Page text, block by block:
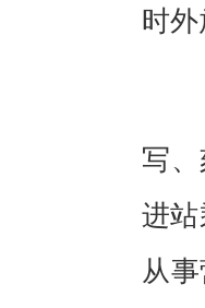
时外
《
写
进
从